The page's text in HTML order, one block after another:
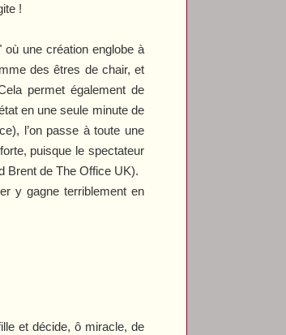
!
une création englobe à
des êtres de chair, et
permet également de
en une seule minute de
l’on passe à toute une
puisque le spectateur
Brent deThe Office UK).
y gagne terriblement en
et décide, ô miracle, de